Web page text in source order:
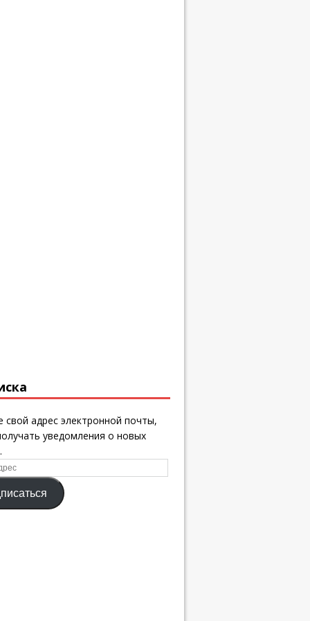
свой адрес электронной почты,
уведомления о новых